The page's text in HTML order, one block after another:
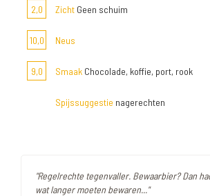
2,0
Zicht Geen schuim
10,0 Neus
9,0 Smaak Chocolade, koffie, port, rook
Spijssuggestie nagerechten
"Regelrechte tegenvaller. Bewaarbier? Dan
wat langer moeten bewaren..."